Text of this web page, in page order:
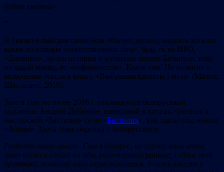
будет сказкой».
*
Я указал e-mail для связи (как обычно делаю), надеясь хоть на
какие-то отзывы «ответственных лиц», будь то из ИРО,
«Джойнта», музея истории и культуры евреев Беларуси, или,
на худой конец, от «реформистов». Какое там! Не помогло и
включение текста в книгу «Выбраныя катлеты і мухі» (Минск:
Шах-плюс, 2018).
Зато в том же июне 2016 г. откликнулся белорусский
художник Андрей Дубинин, известный в кругах, близких к
мастерской «Басталия» (а не «Бастилия», как здесь) под ником
«Абрам». Здесь тоже перевод с белорусского:
Разделяю ваши мысли. Сам я белорус, но изучал язык идиш,
знаю песни и стихи на нём, разговаривал раньше, сейчас нет
практики, поэтому язык скукоживается. Учился вместе с